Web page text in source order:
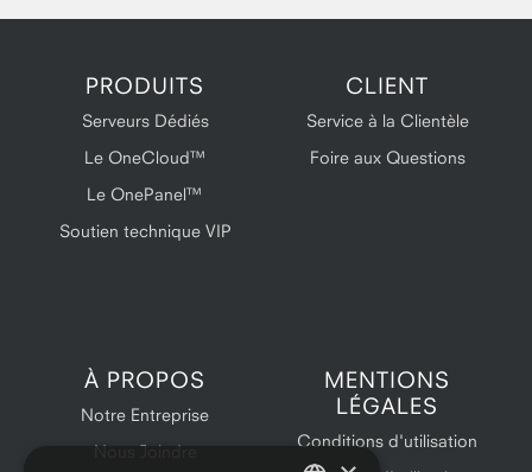
PRODUITS
Serveurs Dédiés
Le OneCloud™
Le OnePanel™
Soutien technique VIP
CLIENT
Service à la Clientèle
Foire aux Questions
À PROPOS
Notre Entreprise
Nous Joindre
MENTIONS
LÉGALES
Conditions d'utilisation